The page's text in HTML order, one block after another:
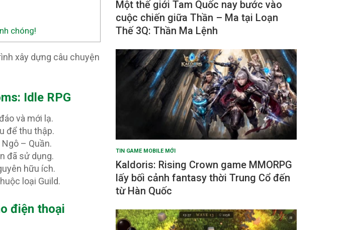
chóng!
xây dựng câu chuyện
Idle RPG
và mới lạ.
để thu thập.
– Quần.
đã sử dụng.
hữu ích.
loại Guild.
điện thoại
Một thế giới Tam Quốc nay bước vào
cuộc chiến giữa Thần – Ma tại Loạn
Thế 3Q: Thần Ma Lệnh
TIN GAME MOBILE MỚI
Kaldoris: Rising Crown game MMORPG
lấy bối cảnh fantasy thời Trung Cổ đến
từ Hàn Quốc